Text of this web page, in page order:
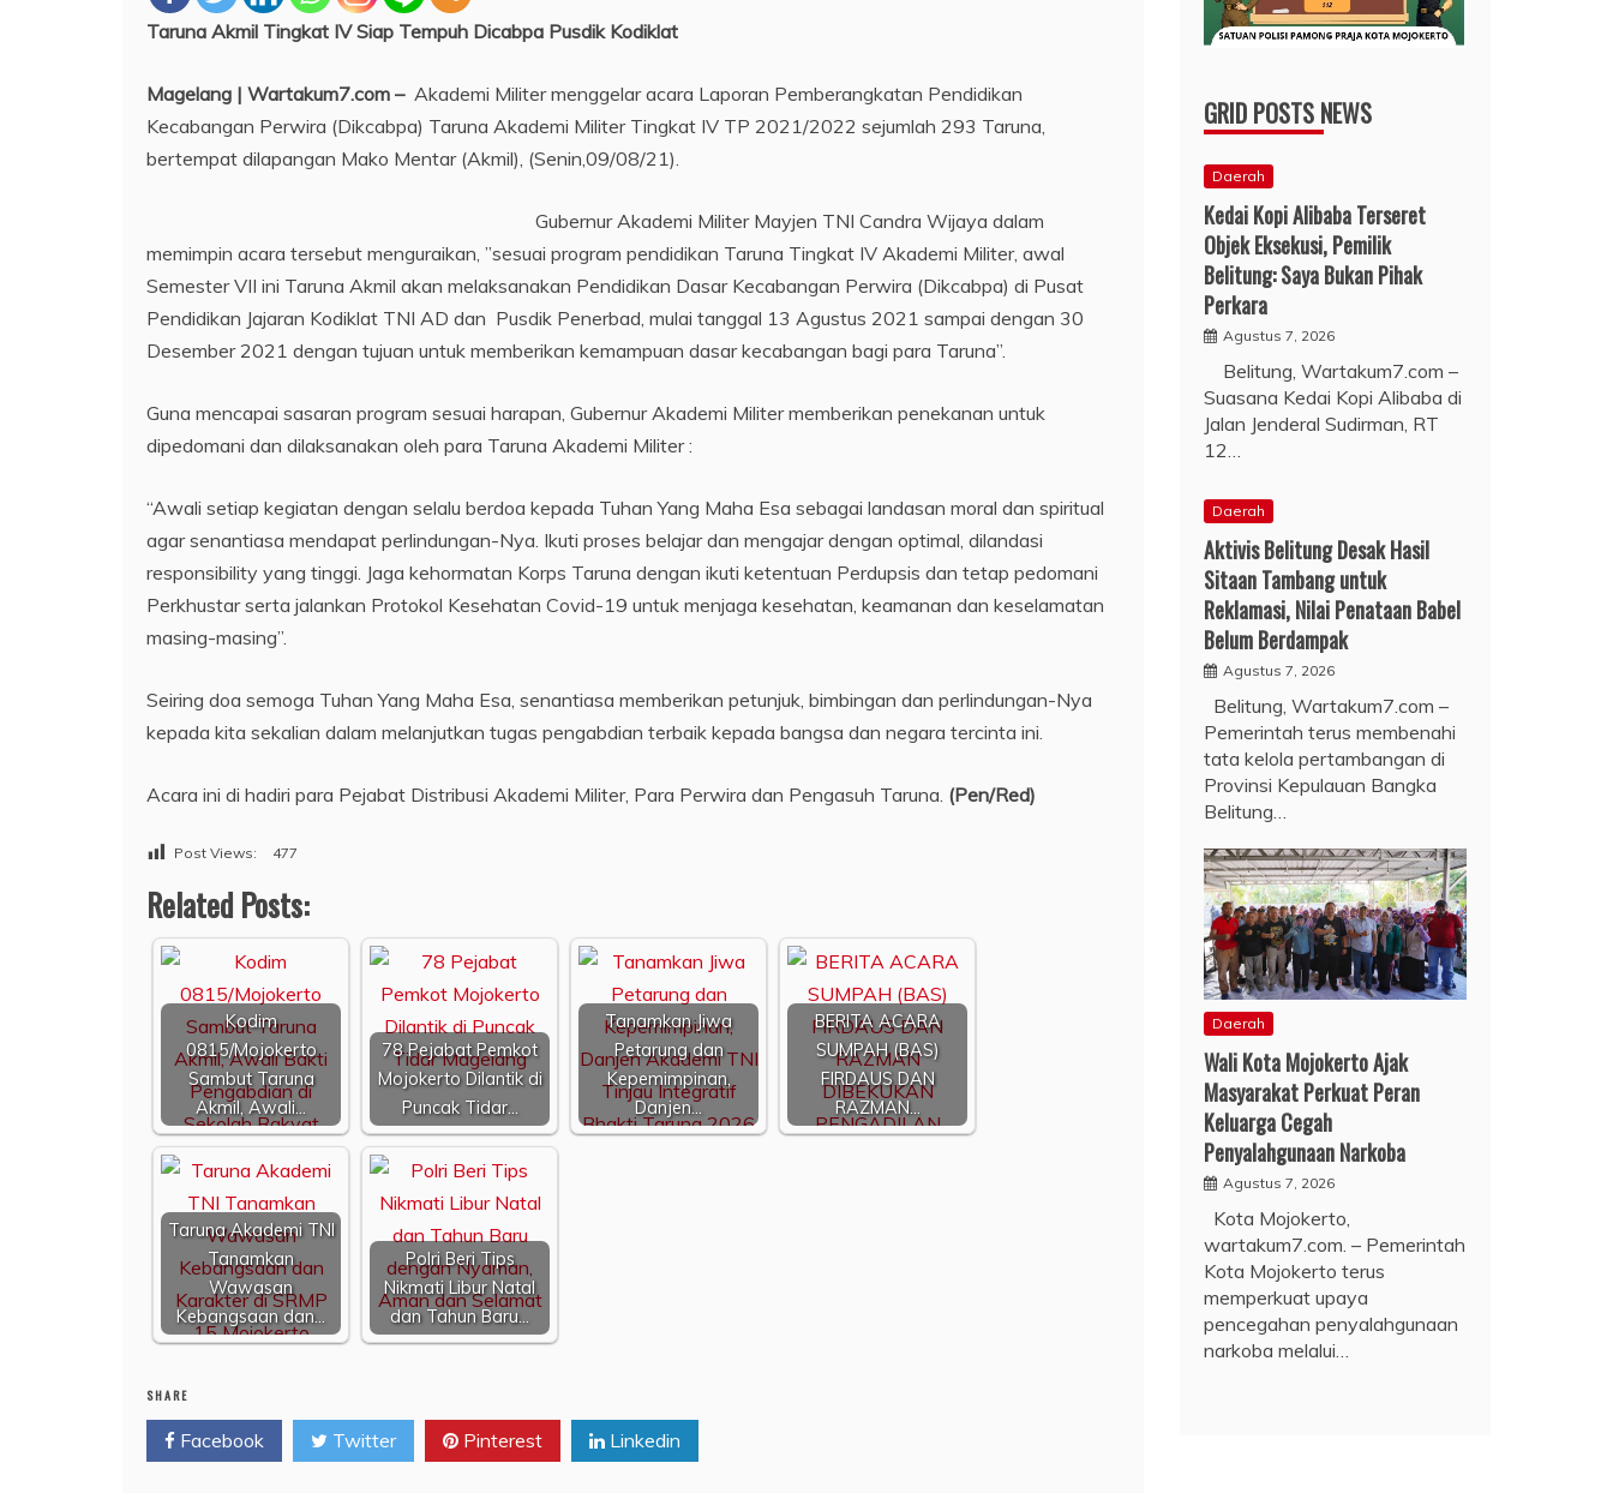
Taruna Akmil Tingkat IV Siap Tempuh Dicabpa Pusdik Kodiklat
Magelang | Wartakum7.com – Akademi Militer menggelar acara Laporan Pemberangkatan Pendidikan
Kecabangan Perwira (Dikcabpa) Taruna Akademi Militer Tingkat IV TP 2021/2022 sejumlah 293 Taruna,
bertempat dilapangan Mako Mentar (Akmil), (Senin,09/08/21).
Gubernur Akademi Militer Mayjen TNI Candra Wijaya dalam
memimpin acara tersebut menguraikan, ”sesuai program pendidikan Taruna Tingkat IV Akademi Militer, awal
Semester VII ini Taruna Akmil akan melaksanakan Pendidikan Dasar Kecabangan Perwira (Dikcabpa) di Pusat
Pendidikan Jajaran Kodiklat TNI AD dan Pusdik Penerbad, mulai tanggal 13 Agustus 2021 sampai dengan 30
Desember 2021 dengan tujuan untuk memberikan kemampuan dasar kecabangan bagi para Taruna”.
Guna mencapai sasaran program sesuai harapan, Gubernur Akademi Militer memberikan penekanan untuk
dipedomani dan dilaksanakan oleh para Taruna Akademi Militer :
“Awali setiap kegiatan dengan selalu berdoa kepada Tuhan Yang Maha Esa sebagai landasan moral dan spiritual
agar senantiasa mendapat perlindungan-Nya. Ikuti proses belajar dan mengajar dengan optimal, dilandasi
responsibility yang tinggi. Jaga kehormatan Korps Taruna dengan ikuti ketentuan Perdupsis dan tetap pedomani
Perkhustar serta jalankan Protokol Kesehatan Covid-19 untuk menjaga kesehatan, keamanan dan keselamatan
masing-masing”.
Seiring doa semoga Tuhan Yang Maha Esa, senantiasa memberikan petunjuk, bimbingan dan perlindungan-Nya
kepada kita sekalian dalam melanjutkan tugas pengabdian terbaik kepada bangsa dan negara tercinta ini.
Acara ini di hadiri para Pejabat Distribusi Akademi Militer, Para Perwira dan Pengasuh Taruna. (Pen/Red)
Post Views: 477
Related Posts:
Kodim
0815/Mojokerto
Sambut Taruna
Akmil, Awali…
78 Pejabat Pemkot
Mojokerto Dilantik di
Puncak Tidar…
Tanamkan Jiwa
Petarung dan
Kepemimpinan,
Danjen…
BERITA ACARA
SUMPAH (BAS)
FIRDAUS DAN
RAZMAN…
Taruna Akademi TNI
Tanamkan
Wawasan
Kebangsaan dan…
Polri Beri Tips
Nikmati Libur Natal
dan Tahun Baru…
SHARE
Facebook Twitter Pinterest Linkedin
GRID POSTS NEWS
Daerah
Kedai Kopi Alibaba Terseret
Objek Eksekusi, Pemilik
Belitung: Saya Bukan Pihak
Perkara
Agustus 7, 2026
Belitung, Wartakum7.com –
Suasana Kedai Kopi Alibaba di
Jalan Jenderal Sudirman, RT
12…
Daerah
Aktivis Belitung Desak Hasil
Sitaan Tambang untuk
Reklamasi, Nilai Penataan Babel
Belum Berdampak
Agustus 7, 2026
Belitung, Wartakum7.com –
Pemerintah terus membenahi
tata kelola pertambangan di
Provinsi Kepulauan Bangka
Belitung…
Daerah
Wali Kota Mojokerto Ajak
Masyarakat Perkuat Peran
Keluarga Cegah
Penyalahgunaan Narkoba
Agustus 7, 2026
Kota Mojokerto,
wartakum7.com. – Pemerintah
Kota Mojokerto terus
memperkuat upaya
pencegahan penyalahgunaan
narkoba melalui…